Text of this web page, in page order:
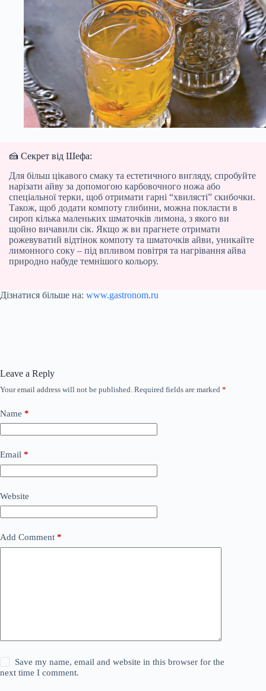
🍰 Секрет від Шефа:
Для більш цікавого смаку та естетичного вигляду, спробуйте
нарізати айву за допомогою карбовочного ножа або
спеціальної терки, щоб отримати гарні “хвилясті” скибочки.
Також, щоб додати компоту глибини, можна покласти в
сироп кілька маленьких шматочків лимона, з якого ви
щойно вичавили сік. Якщо ж ви прагнете отримати
рожевуватий відтінок компоту та шматочків айви, уникайте
лимонного соку – під впливом повітря та нагрівання айва
природно набуде темнішого кольору.
Дізнатися більше на: www.gastronom.ru
Leave a Reply
Your email address will not be published. Required fields are marked *
Name *
Email *
Website
Add Comment *
Save my name, email and website in this browser for the
next time I comment.